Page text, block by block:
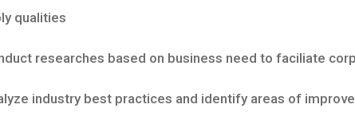
qualities
researches based on business need to faciliate
industry best practices and identify areas of